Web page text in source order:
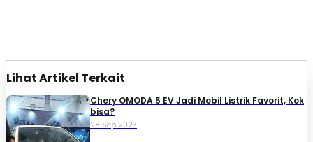
Lihat Artikel Terkait
Chery OMODA 5 EV Jadi Mobil Listrik Favorit, Kok
bisa?
28 Sep 2023